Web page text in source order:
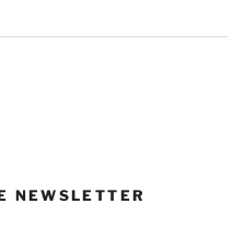
NEWSLETTER